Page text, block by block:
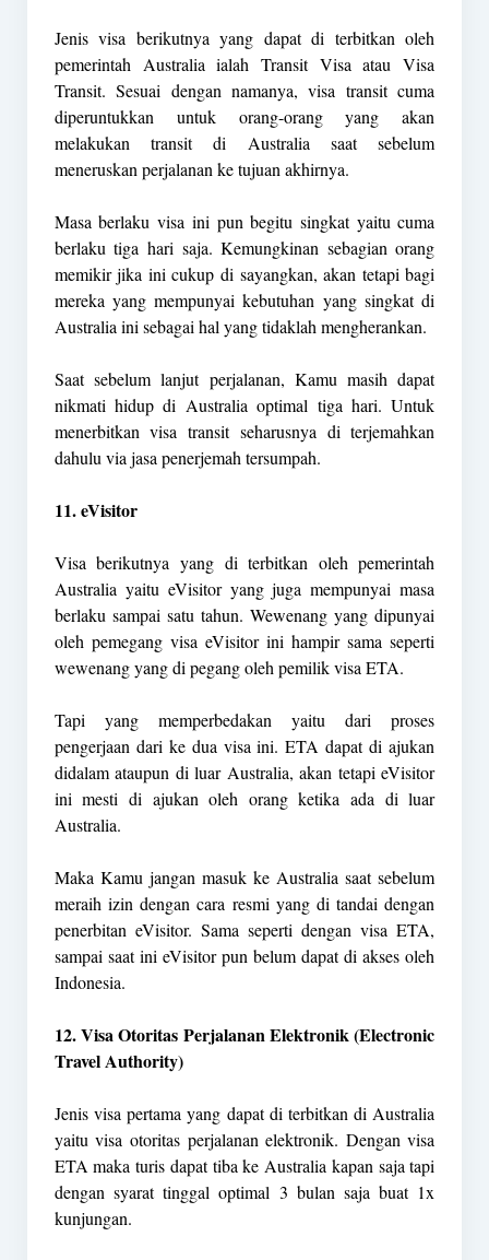
Jenis visa berikutnya yang dapat di terbitkan oleh
pemerintah Australia ialah Transit Visa atau Visa
Transit. Sesuai dengan namanya, visa transit cuma
diperuntukkan untuk orang-orang yang akan
melakukan transit di Australia saat sebelum
meneruskan perjalanan ke tujuan akhirnya.
Masa berlaku visa ini pun begitu singkat yaitu cuma
berlaku tiga hari saja. Kemungkinan sebagian orang
memikir jika ini cukup di sayangkan, akan tetapi bagi
mereka yang mempunyai kebutuhan yang singkat di
Australia ini sebagai hal yang tidaklah mengherankan.
Saat sebelum lanjut perjalanan, Kamu masih dapat
nikmati hidup di Australia optimal tiga hari. Untuk
menerbitkan visa transit seharusnya di terjemahkan
dahulu via jasa penerjemah tersumpah.
11. eVisitor
Visa berikutnya yang di terbitkan oleh pemerintah
Australia yaitu eVisitor yang juga mempunyai masa
berlaku sampai satu tahun. Wewenang yang dipunyai
oleh pemegang visa eVisitor ini hampir sama seperti
wewenang yang di pegang oleh pemilik visa ETA.
Tapi yang memperbedakan yaitu dari proses
pengerjaan dari ke dua visa ini. ETA dapat di ajukan
didalam ataupun di luar Australia, akan tetapi eVisitor
ini mesti di ajukan oleh orang ketika ada di luar
Australia.
Maka Kamu jangan masuk ke Australia saat sebelum
meraih izin dengan cara resmi yang di tandai dengan
penerbitan eVisitor. Sama seperti dengan visa ETA,
sampai saat ini eVisitor pun belum dapat di akses oleh
Indonesia.
12. Visa Otoritas Perjalanan Elektronik (Electronic
Travel Authority)
Jenis visa pertama yang dapat di terbitkan di Australia
yaitu visa otoritas perjalanan elektronik. Dengan visa
ETA maka turis dapat tiba ke Australia kapan saja tapi
dengan syarat tinggal optimal 3 bulan saja buat 1x
kunjungan.